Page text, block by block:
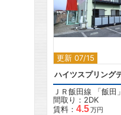
更新 07/15
2
ハイツスプリング
ＪＲ飯田線 「飯田
間取り：2DK
賃料： 4.5万円